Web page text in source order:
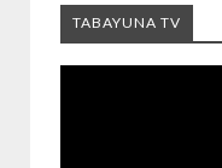
TABAYUNA TV